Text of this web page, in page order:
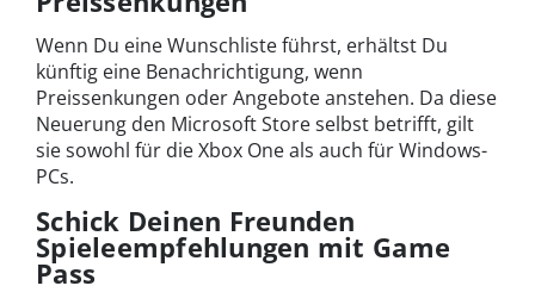
Wenn Du eine Wunschliste führst, erhältst Du
künftig eine Benachrichtigung, wenn
Preissenkungen oder Angebote anstehen. Da diese
Neuerung den Microsoft Store selbst betrifft, gilt
sie sowohl für die Xbox One als auch für Windows-
PCs.
Schick Deinen Freunden
Spieleempfehlungen mit Game
Pass